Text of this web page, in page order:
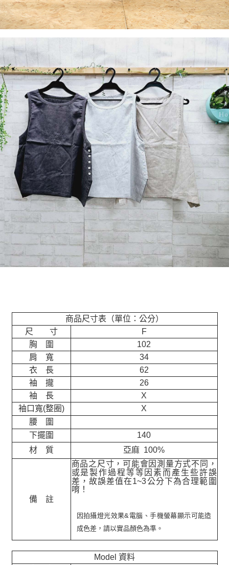
商品尺寸表（單位：公分）
尺 寸
F
胸 圍
102
肩 寬
34
衣 長
62
袖 攏
26
袖 長
X
袖口寬(整圈)
X
腰 圍
下擺圍
140
材 質
亞麻 100%
備 註
商品之尺寸，可能會因測量方式不同，
或是製作過程等等因素而產生些許誤
差，故誤差值在1~3公分下為合理範圍
唷！
因拍攝燈光效果&電腦、手機螢幕顯示可能造
成色差，請以實品顏色為準。
Model 資料